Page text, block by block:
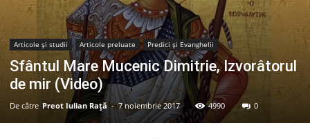
Articole şi studii Articole preluate Predici şi Evanghelii
Sfântul Mare Mucenic Dimitrie, Izvorâtorul
de mir (Video)
De către Preot Iulian Raţă - 7 noiembrie 2017 4990 0